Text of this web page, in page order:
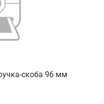
скоба 96 мм